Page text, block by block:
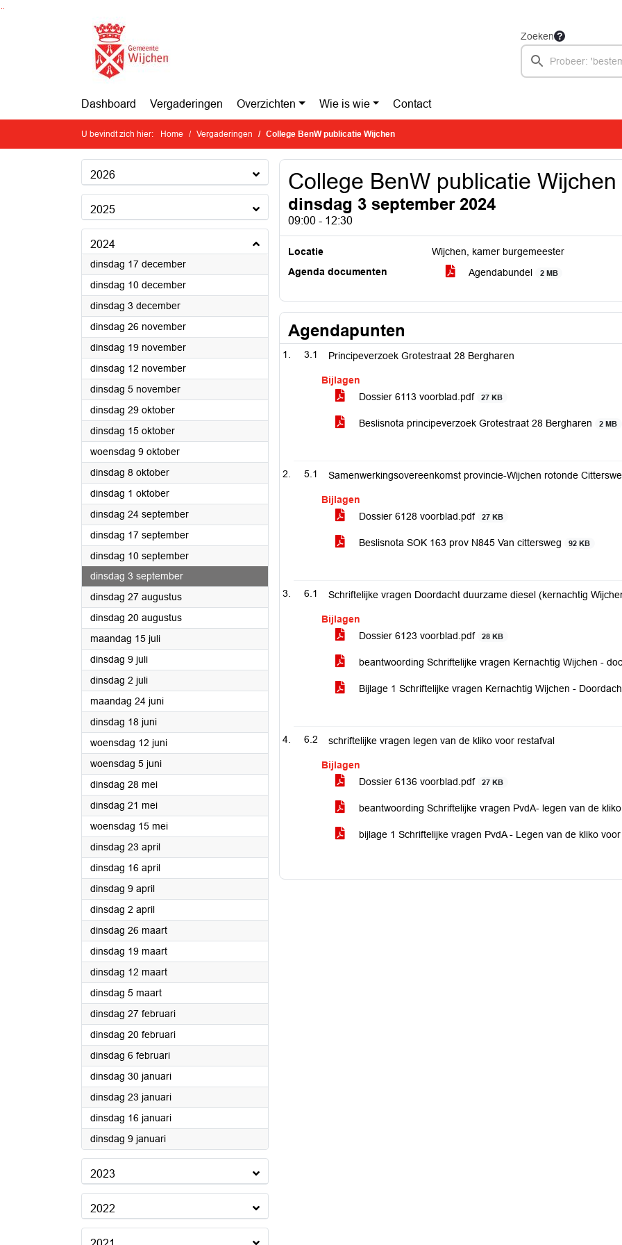
Ga naar de inhoud van deze pagina
Zoeken
Dashboard Vergaderingen Overzichten Wie is wie Contact
U bevindt zich hier: Home Vergaderingen College BenW publicatie Wijchen
2026
2025
2024
dinsdag 17 december2024
dinsdag 10 december2024
dinsdag 3 december2024
dinsdag 26 november2024
dinsdag 19 november2024
dinsdag 12 november2024
dinsdag 5 november2024
dinsdag 29 oktober2024
dinsdag 15 oktober2024
woensdag 9 oktober2024
dinsdag 8 oktober2024
dinsdag 1 oktober2024
dinsdag 24 september2024
dinsdag 17 september2024
dinsdag 10 september2024
dinsdag 3 september2024
dinsdag 27 augustus2024
dinsdag 20 augustus2024
maandag 15 juli2024
dinsdag 9 juli2024
dinsdag 2 juli2024
maandag 24 juni2024
dinsdag 18 juni2024
woensdag 12 juni2024
woensdag 5 juni2024
dinsdag 28 mei2024
dinsdag 21 mei2024
woensdag 15 mei2024
dinsdag 23 april2024
dinsdag 16 april2024
dinsdag 9 april2024
dinsdag 2 april2024
dinsdag 26 maart2024
dinsdag 19 maart2024
dinsdag 12 maart2024
dinsdag 5 maart2024
dinsdag 27 februari2024
dinsdag 20 februari2024
dinsdag 6 februari2024
dinsdag 30 januari2024
dinsdag 23 januari2024
dinsdag 16 januari2024
dinsdag 9 januari2024
2023
2022
College BenW publicatie Wijchen
dinsdag 3 september 2024
09:00 - 12:30
Locatie
Wijchen, kamer burgemeester
Agenda documenten
Agendabundel 2 MB
Agendapunten
3.1 Principeverzoek Grotestraat 28 Bergharen
Bijlagen
Dossier 6113 voorblad.pdf
27 KB
Beslisnota principeverzoek Grotestraat 28 Bergharen 2 MB
5.1 Samenwerkingsovereenkomst provincie-Wijchen rotonde
Bijlagen
Dossier 6128 voorblad.pdf
27 KB
Beslisnota SOK 163 prov N845 Van cittersweg 92 KB
6.1 Schriftelijke vragen Doordacht duurzame diesel (kernachtig
Bijlagen
Dossier 6123 voorblad.pdf
28 KB
beantwoording Schriftelijke vragen Kernachtig Wijchen -
Bijlage 1 Schriftelijke vragen Kernachtig Wijchen -
6.2 schriftelijke vragen legen van de kliko voor restafval
Bijlagen
Dossier 6136 voorblad.pdf
27 KB
beantwoording Schriftelijke vragen PvdA- legen van de
bijlage 1 Schriftelijke vragen PvdA - Legen van de kliko